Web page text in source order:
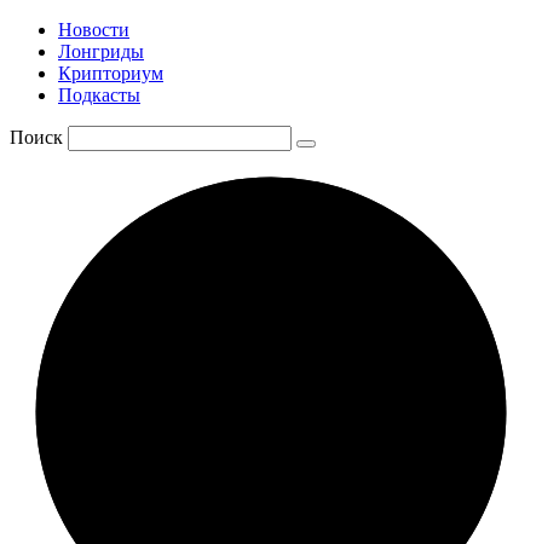
Новости
Лонгриды
Крипториум
Подкасты
Поиск